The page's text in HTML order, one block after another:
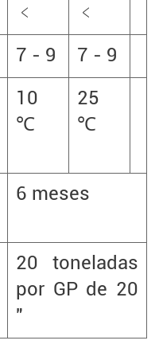
﹤
﹤
7 - 9
7 - 9
10
℃
25
℃
6 meses
20 toneladas
por GP de 20
"